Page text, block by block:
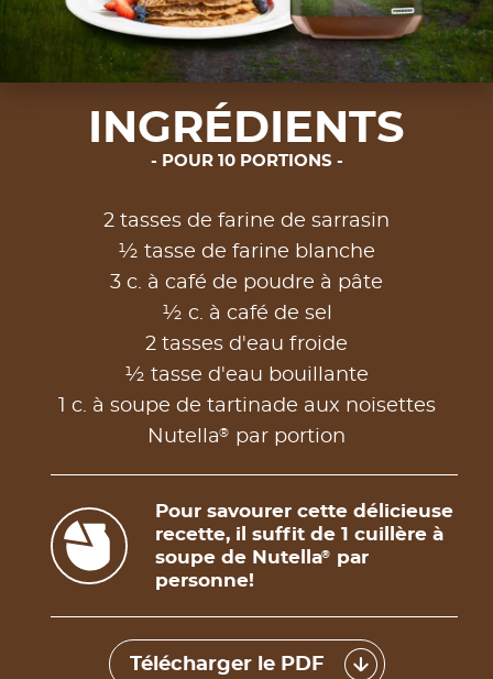
INGRÉDIENTS
POUR 10 PORTIONS
2 tasses de farine de sarrasin
½ tasse de farine blanche
3 c. à café de poudre à pâte
½ c. à café de sel
2 tasses d'eau froide
½ tasse d'eau bouillante
1 c. à soupe de tartinade aux noisettes
Nutella® par portion
Pour savourer cette délicieuse
recette, il suffit de 1 cuillère à
soupe de Nutella®
par
personne!
Télécharger le PDF